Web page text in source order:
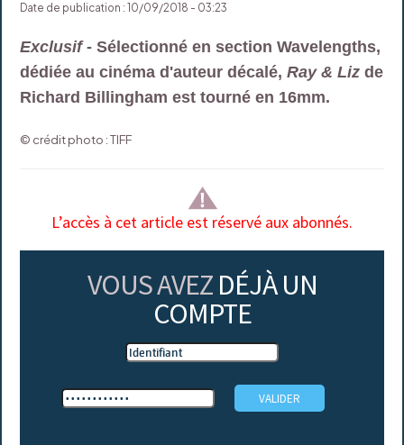
Date de publication : 10/09/2018 - 03:23
Exclusif- Sélectionné en section Wavelengths,
dédiée au cinéma d'auteur décalé,Ray & Liz de
Richard Billingham est tourné en 16mm.
© crédit photo : TIFF
L’accès à cet article est réservé aux abonnés.
VOUS AVEZ DÉJÀ UN
COMPTE